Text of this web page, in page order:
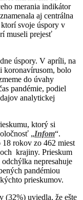
merania indikátor
aj centrálna
svoje úspory v
museli prejesť
úspory. V apríli, na
koronavírusom, bolo
do úvahy
pandémie, podiel
analytickej
ktorý si
„Infom“.
18 rokov zo 462 miest
krajiny. Prieskum
nepresahuje
pandémiou
prieskumov.
(32%) uviedla, že ešte